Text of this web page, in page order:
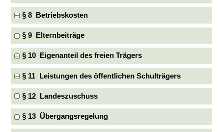
§ 8 Betriebskosten
§ 9 Elternbeiträge
§ 10 Eigenanteil des freien Trägers
§ 11 Leistungen des öffentlichen Schulträgers
§ 12 Landeszuschuss
§ 13 Übergangsregelung